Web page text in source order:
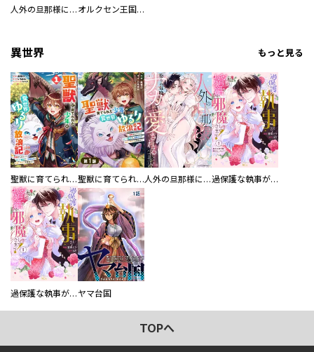
人外の旦那様に娶られ毎晩ナカまで愛される…。アンソロジー オルクセン王国史
異世界 もっと見る
聖獣に育てられた少年の異世界ゆるり放浪記～神様からもらったチート魔法で、仲間たちとスローライフを満喫中～ 聖獣に育てられた少年の異世界ゆるり放浪記～神様からもらったチート魔法で、仲間たちとスローライフを満喫中～【分冊版】 人外の旦那様に娶られ毎晩ナカまで愛される…。アンソロジー 過保護な執事が私の婚活を邪魔してきます！ 分冊版
過保護な執事が私の婚活を邪魔してきます！ ヤマ台国
TOPへ